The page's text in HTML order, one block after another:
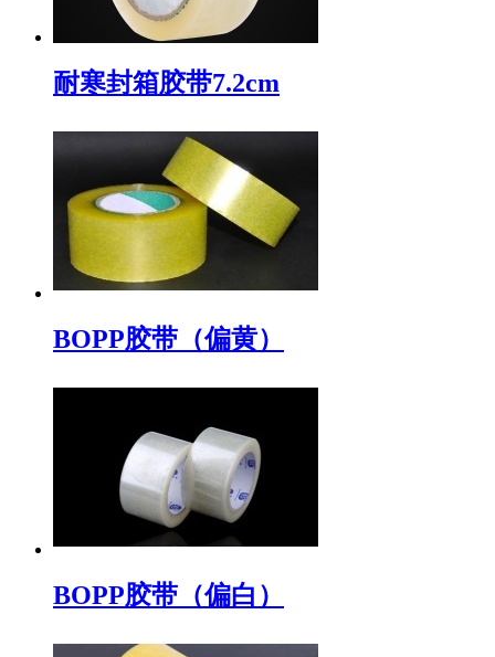
耐寒封箱胶带7.2cm
BOPP胶带（偏黄）
BOPP胶带（偏白）